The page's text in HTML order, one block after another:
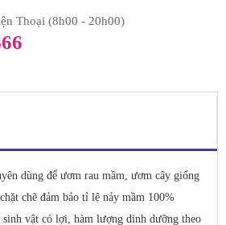
Thoại (8h00 - 20h00)
dùng để ươm rau mầm, ươm cây giống
chẽ đảm bảo tỉ lệ nảy mầm 100%
sinh vật có lợi, hàm lượng dinh dưỡng theo